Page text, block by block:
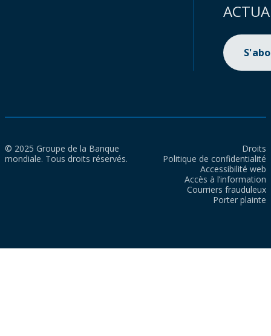
© 2025 Groupe de la Banque
mondiale. Tous droits réservés.
Droits
Politique de confidentialité
Accessibilité web
Accès à l’information
Courriers frauduleux
Porter plainte